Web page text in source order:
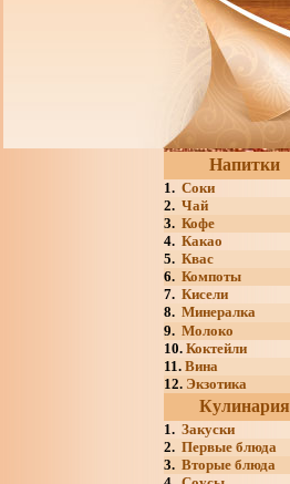
Напитки
1. Соки
2. Чай
3. Кофе
4. Какао
5. Квас
6. Компоты
7. Кисели
8. Минералка
9. Молоко
10. Коктейли
11. Вина
12. Экзотика
Кулинария
1. Закуски
2. Первые блюда
3. Вторые блюда